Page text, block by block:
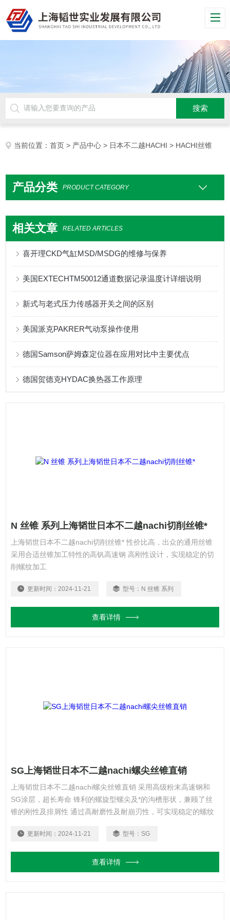
当前位置：首页 > 产品中心 > 日本不二越HACHI > HACHI丝锥
产品分类 PRODUCT CATEGORY
相关文章 RELATED ARTICLES
喜开理CKD气缸MSD/MSDG的维修与保养
美国EXTECHTM50012通道数据记录温度计详细说明
新式与老式压力传感器开关之间的区别
美国派克PAKRER气动泵操作使用
德国Samson萨姆森定位器在应用对比中主要优点
德国贺德克HYDAC换热器工作原理
N 丝锥 系列上海韬世日本不二越nachi切削丝锥*
上海韬世日本不二越nachi切削丝锥* 性价比高，出众的通用丝锥
采用合适丝锥加工特性的高钒高速钢 高刚性设计，实现稳定的切
削螺纹加工
更新时间： 2024-11-21 型号： N 丝锥 系列
查看详情
SG上海韬世日本不二越nachi螺尖丝锥直销
上海韬世日本不二越nachi螺尖丝锥直销 采用高级粉末高速钢和
SG涂层，超长寿命 锋利的螺旋型螺尖及*的沟槽形状，兼顾了丝
锥的刚性及排屑性 通过高耐磨性及耐崩刃性，可实现稳定的螺纹
更新时间： 2024-11-21 型号： SG
查看详情